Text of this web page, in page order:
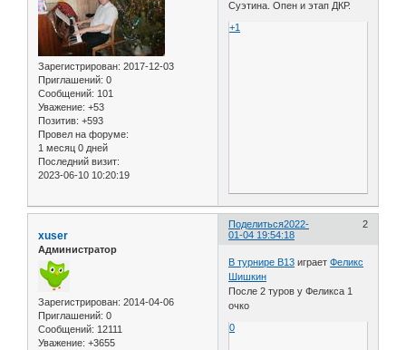
Зарегистрирован: 2017-12-03
Приглашений: 0
Сообщений: 101
Уважение: +53
Позитив: +593
Провел на форуме:
1 месяц 0 дней
Последний визит:
2023-06-10 10:20:19
Суэтина. Опен и этап ДКР.
+1
Поделиться 2
2022-
01-04 19:54:18
xuser
Администратор
Зарегистрирован: 2014-04-06
Приглашений: 0
Сообщений: 12111
Уважение: +3655
В турнире B13 играетФеликс
Шишкин
После 2 туров у Феликса 1
очко
0